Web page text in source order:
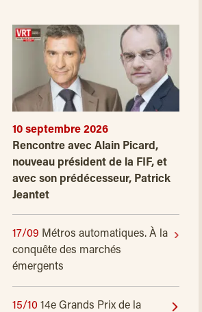
10 septembre 2026
Rencontre avec Alain Picard,
nouveau président de la FIF, et
avec son prédécesseur, Patrick
Jeantet
17/09 Métros automatiques. À la
conquête des marchés
émergents
15/10 14e Grands Prix de la